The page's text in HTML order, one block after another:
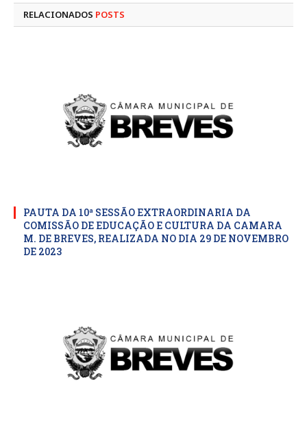
RELACIONADOS POSTS
PAUTA DA 10ª SESSÃO EXTRAORDINARIA DA
COMISSÃO DE EDUCAÇÃO E CULTURA DA CAMARA
M. DE BREVES, REALIZADA NO DIA 29 DE NOVEMBRO
DE 2023